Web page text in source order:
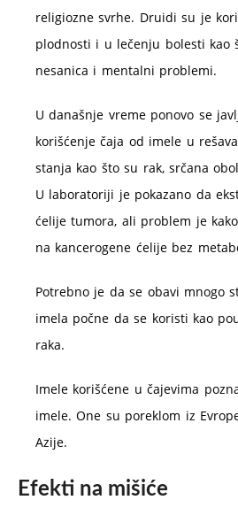
religiozne svrhe. Druidi su je
plodnosti i u lečenju bolesti kao
nesanica i mentalni problemi.
U današnje vreme ponovo se
korišćenje čaja od imele u
stanja kao što su rak, srčana
U laboratoriji je pokazano da
ćelije tumora, ali problem je
na kancerogene ćelije bez
Potrebno je da se obavi mnogo
imela počne da se koristi kao
raka.
Imele korišćene u čajevima
imele. One su poreklom iz
Azije.
Efekti na mišiće